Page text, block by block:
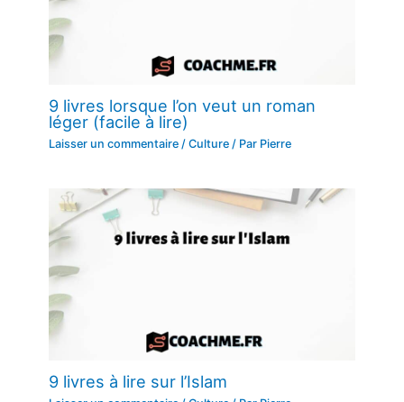
9 livres lorsque l’on veut un roman
léger (facile à lire)
Laisser un commentaire /Culture / Par Pierre
9 livres à lire sur l’Islam